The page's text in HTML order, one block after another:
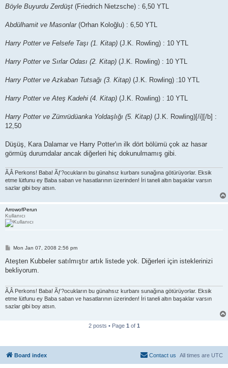
Böyle Buyurdu Zerdüşt (Friedrich Nietzsche) : 6,50 YTL
Abdülhamit ve Masonlar(Orhan Koloğlu) : 6,50 YTL
Harry Potter ve Felsefe Taşı (1. Kitap) (J.K. Rowling) : 10 YTL
Harry Potter ve Sırlar Odası (2. Kitap) (J.K. Rowling) : 10 YTL
Harry Potter ve Azkaban Tutsağı (3. Kitap) (J.K. Rowling) :10 YTL
Harry Potter ve Ateş Kadehi (4. Kitap) (J.K. Rowling) : 10 YTL
Harry Potter ve Zümrüdüanka Yoldaşlığı (5. Kitap) (J.K. Rowling)[/i][/b] :
12,50
Düşüş, Kara Dalamar ve Harry Potter'ın ilk dört bölümü çok az hasar
görmüş durumdalar ancak diğerleri hiç dokunulmamış gibi.
Ã‚Â Perkons! Baba! Ãƒ?ocukların bu günahsız kurbanı sunağına götürüyorlar. Eksik
etme lütfunu ey Baba saban ve hasatlarının üzerinden! İri taneli altın başaklar varsın
sazlar gibi boy atsın.
ArrowofPerun
Kullanıcı
P
s
Mon Jan 07, 2008 2:56 pm
Ateşten Kubbeler satılmıştır artık listede yok. Diğerleri için isteklerinizi
bekliyorum.
Ã‚Â Perkons! Baba! Ãƒ?ocukların bu günahsız kurbanı sunağına götürüyorlar. Eksik
etme lütfunu ey Baba saban ve hasatlarının üzerinden! İri taneli altın başaklar varsın
sazlar gibi boy atsın.
2 posts • Page 1 of 1
Board index All times are UTC
Contact us